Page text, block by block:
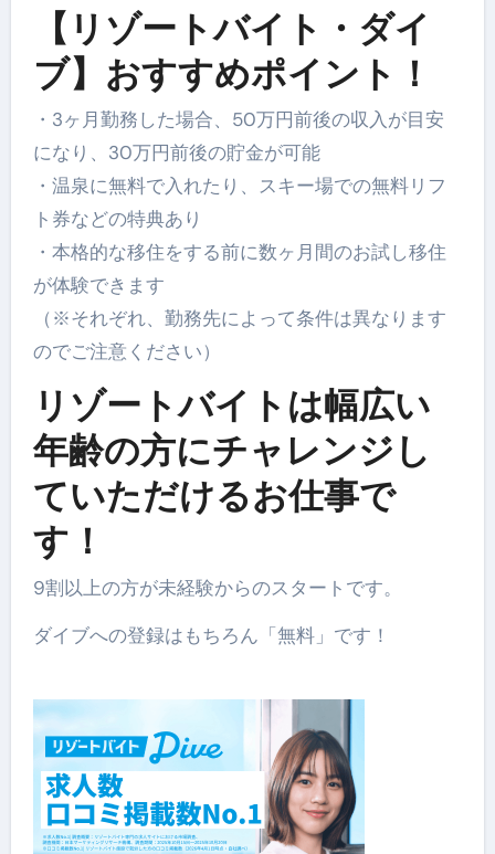
【リゾートバイト・ダイ
ブ】おすすめポイント！
・3ヶ月勤務した場合、50万円前後の収入が目安
になり、30万円前後の貯金が可能
・温泉に無料で入れたり、スキー場での無料リフ
ト券などの特典あり
・本格的な移住をする前に数ヶ月間のお試し移住
が体験できます
（※それぞれ、勤務先によって条件は異なります
のでご注意ください）
リゾートバイトは幅広い
年齢の方にチャレンジし
ていただけるお仕事で
す！
9割以上の方が未経験からのスタートです。
ダイブへの登録はもちろん「無料」です！